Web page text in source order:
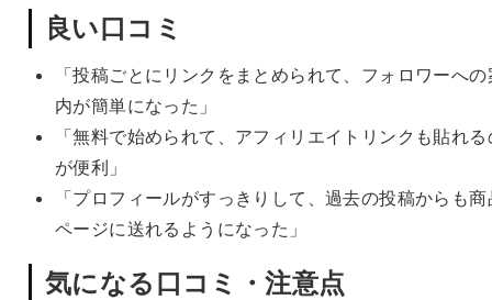
良い口コミ
「投稿ごとにリンクをまとめられて、フォロワーへの
内が簡単になった」
「無料で始められて、アフィリエイトリンクも貼れる
が便利」
「プロフィールがすっきりして、過去の投稿からも商
ページに送れるようになった」
気になる口コミ・注意点